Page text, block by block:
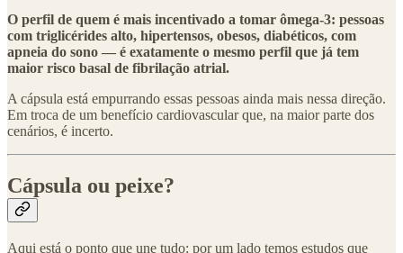
O perfil de quem é mais incentivado a tomar ômega-3: pessoas
com triglicérides alto, hipertensos, obesos, diabéticos, com
apneia do sono — é exatamente o mesmo perfil que já tem
maior risco basal de fibrilação atrial.
A cápsula está empurrando essas pessoas ainda mais nessa direção.
Em troca de um benefício cardiovascular que, na maior parte dos
cenários, é incerto.
Cápsula ou peixe?
Aqui está o ponto que une tudo: por um lado temos estudos que